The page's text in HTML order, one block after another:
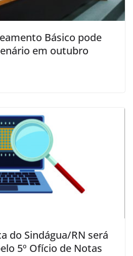
Básico pode
em outubro
do Sindágua/RN será
5º Ofício de Notas